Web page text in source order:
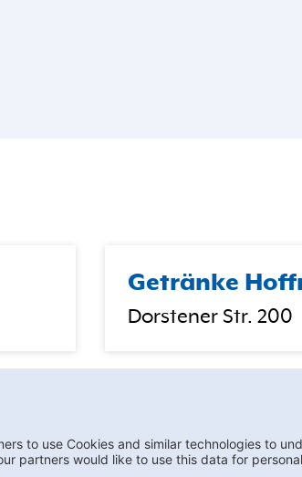
Getränke
Dorstener Str. 200